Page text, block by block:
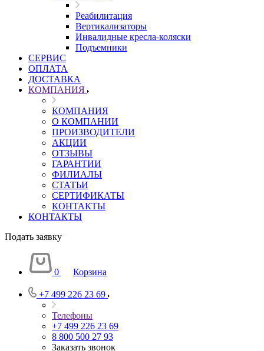
Реабилитация
Вертикализаторы
Инвалидные кресла-коляски
Подъемники
СЕРВИС
ОПЛАТА
ДОСТАВКА
КОМПАНИЯ
КОМПАНИЯ
О КОМПАНИИ
ПРОИЗВОДИТЕЛИ
АКЦИИ
ОТЗЫВЫ
ГАРАНТИИ
ФИЛИАЛЫ
СТАТЬИ
СЕРТИФИКАТЫ
КОНТАКТЫ
КОНТАКТЫ
Подать заявку
0 Корзина
+7 499 226 23 69
Телефоны
+7 499 226 23 69
8 800 500 27 93
Заказать звонок